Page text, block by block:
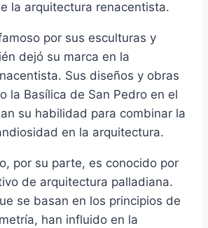
la arquitectura renacentista.
por sus esculturas y
dejó su marca en la
Sus diseños y obras
la Basílica de San Pedro en el
su habilidad para combinar la
en la arquitectura.
por su parte, es conocido por
de arquitectura palladiana.
se basan en los principios de
han influido en la